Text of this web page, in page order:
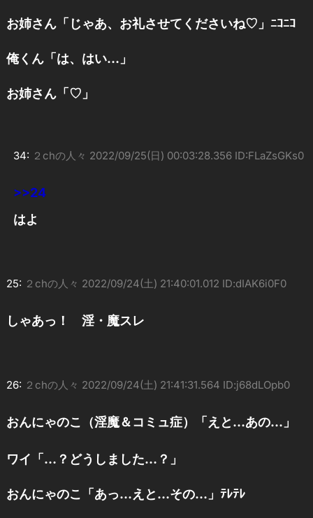
お姉さん「じゃあ、お礼させてくださいね♡」ﾆｺﾆｺ
俺くん「は、はい…」
お姉さん「♡」
34: ２chの人々 2022/09/25(日) 00:03:28.356 ID:FLaZsGKs0
>>24
はよ
25: ２chの人々 2022/09/24(土) 21:40:01.012 ID:dIAK6i0F0
しゃあっ！ 淫・魔スレ
26: ２chの人々 2022/09/24(土) 21:41:31.564 ID:j68dLOpb0
おんにゃのこ（淫魔＆コミュ症）「えと…あの…」
ワイ「…？どうしました…？」
おんにゃのこ「あっ…えと…その…」ﾃﾚﾃﾚ